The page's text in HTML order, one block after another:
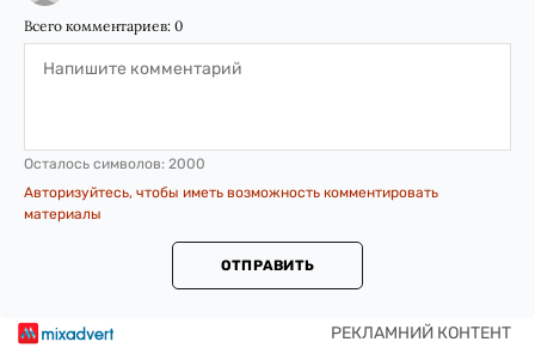
Всего комментариев: 0
Осталось символов: 2000
Авторизуйтесь, чтобы иметь возможность комментировать
материалы
ОТПРАВИТЬ